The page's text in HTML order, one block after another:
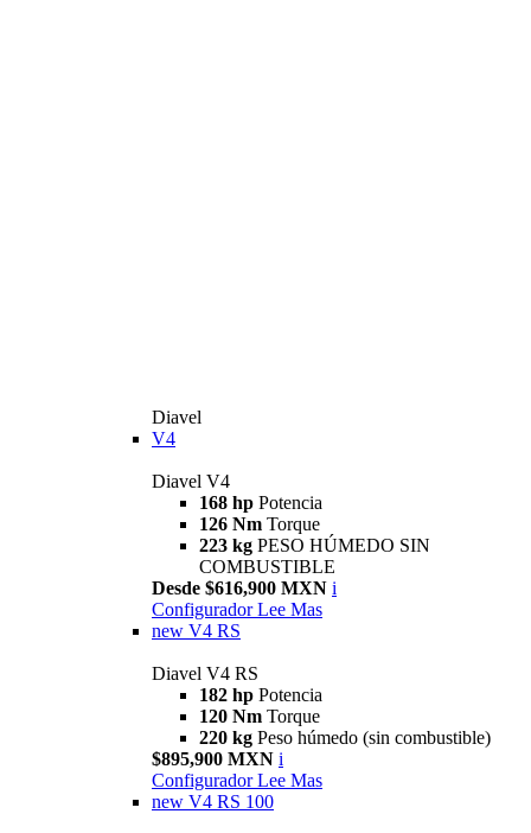
Diavel
V4
Diavel V4
168 hp Potencia
126 Nm Torque
223 kg PESO HÚMEDO SIN
COMBUSTIBLE
Desde $616,900 MXN i
Configurador Lee Mas
new V4 RS
Diavel V4 RS
182 hp Potencia
120 Nm Torque
220 kg Peso húmedo (sin combustible)
$895,900 MXN i
Configurador Lee Mas
new V4 RS 100